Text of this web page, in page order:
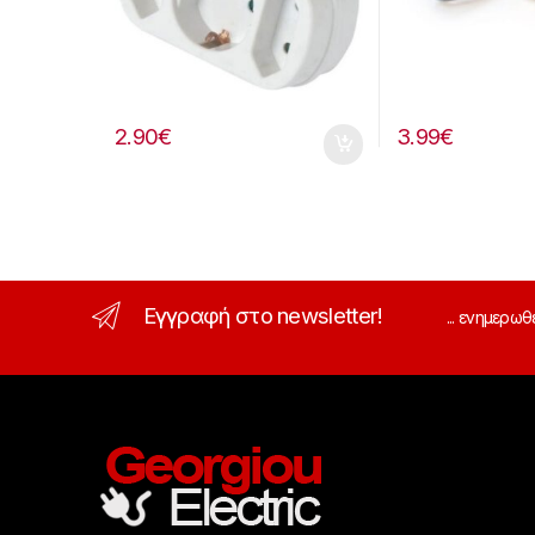
2.90€ 3.99€
Εγγραφή στο newsletter! ...